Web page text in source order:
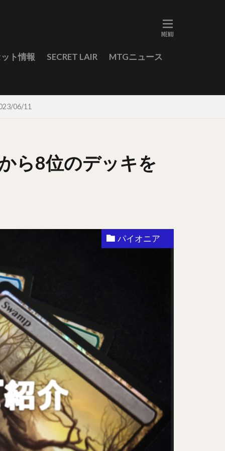
ト情報 SECRET LAIR MTGニュース
06/11
8位のデッキを
パイオニア